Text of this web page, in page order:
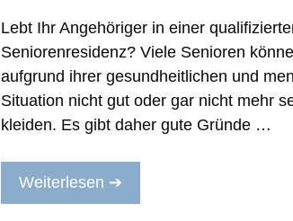
Lebt Ihr Angehöriger in einer
Seniorenresidenz? Viele Senioren
aufgrund ihrer gesundheitlichen und
Situation nicht gut oder gar nicht mehr
kleiden. Es gibt daher gute Gründe …
Weiterlesen ➔